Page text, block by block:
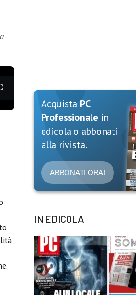
Acquista PC
Professionale in
edicola o abbonati
alla rivista.
ABBONATI ORA!
IN EDICOLA